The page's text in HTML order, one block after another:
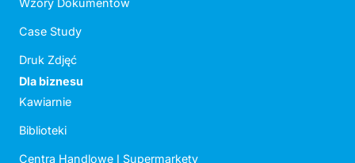
Case Study
Druk Zdjęć
Dla biznesu
Kawiarnie
Biblioteki
Centra Handlowe I Supermarkety